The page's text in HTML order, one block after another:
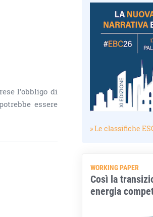
l’obbligo di
essere
» Le classifiche
WORKING PAPER
Così la
energia